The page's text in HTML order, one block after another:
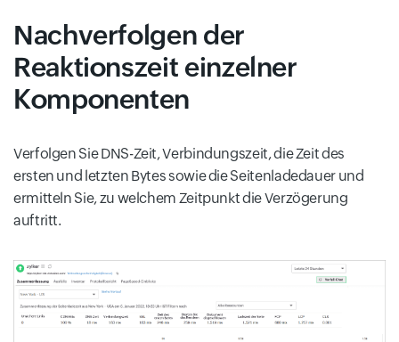
Nachverfolgen der
Reaktionszeit einzelner
Komponenten
Verfolgen Sie DNS-Zeit, Verbindungszeit, die Zeit des
ersten und letzten Bytes sowie die Seitenladedauer und
ermitteln Sie, zu welchem Zeitpunkt die Verzögerung
auftritt.